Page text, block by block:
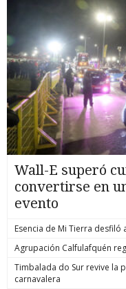
Wall-E superó
convertirse en
evento
Esencia de Mi Tierra
Agrupación Calfulafquén
Timbalada do Sur revive la
carnavalera